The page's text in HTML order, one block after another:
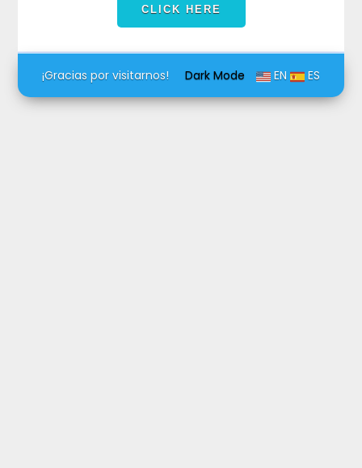
Dark Mode EN ES
¡Gracias por visitarnos!